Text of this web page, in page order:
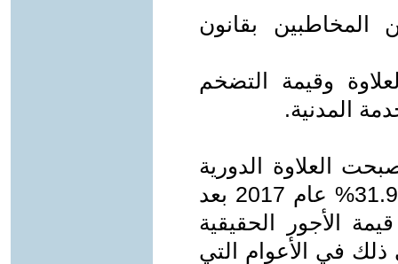
بقانون
وقيمة التضخم
المدنية.
العلاوة الدورية
7% ولذلك عندما ارتفع التضخم الي 31.9% عام 2017 بعد
الأجور الحقيقية
25% وتوالي ذلك في الأعوام التي